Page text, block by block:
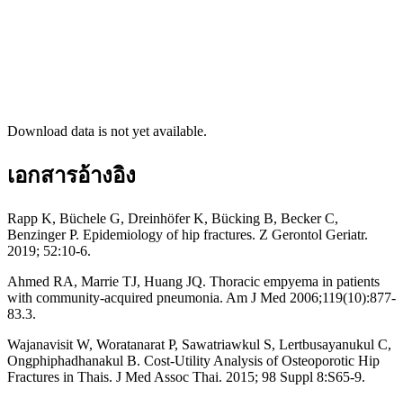
Download data is not yet available.
เอกสารอ้างอิง
Rapp K, Büchele G, Dreinhöfer K, Bücking B, Becker C,
Benzinger P. Epidemiology of hip fractures. Z Gerontol Geriatr.
2019; 52:10-6.
Ahmed RA, Marrie TJ, Huang JQ. Thoracic empyema in patients
with community-acquired pneumonia. Am J Med 2006;119(10):877-
83.3.
Wajanavisit W, Woratanarat P, Sawatriawkul S, Lertbusayanukul C,
Ongphiphadhanakul B. Cost-Utility Analysis of Osteoporotic Hip
Fractures in Thais. J Med Assoc Thai. 2015; 98 Suppl 8:S65-9.